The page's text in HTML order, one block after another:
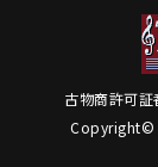
古物商許可
Copyright©